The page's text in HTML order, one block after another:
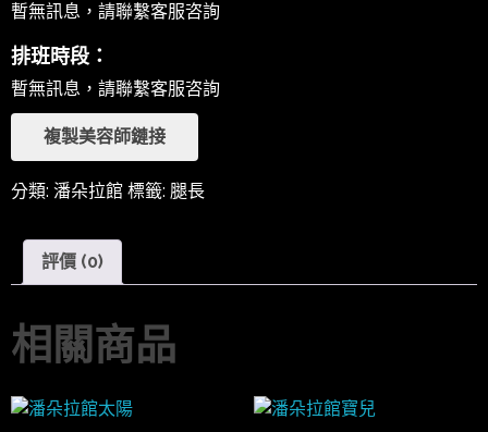
暫無訊息，請聯繫客服咨詢
排班時段：
暫無訊息，請聯繫客服咨詢
複製美容師鏈接
分類: 潘朵拉館 標籤: 腿長
評價 (0)
相關商品